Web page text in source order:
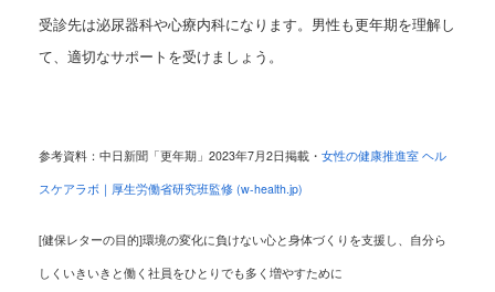
受診先は泌尿器科や心療内科になります。 男性も更年期を理解し
て、適切なサポートを受けましょう。
参考資料：中日新聞「更年期」2023年7月2日掲載・ 女性の健康推進室 ヘル
スケアラボ｜厚生労働省研究班監修 (w-health.jp)
[健保レターの目的]環境の変化に負けない心と身体づくりを支援し、自分ら
しくいきいきと働く社員をひとりでも多く増やすために